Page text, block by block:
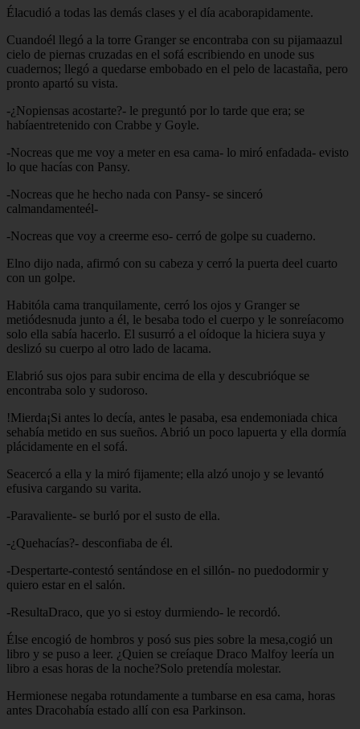
Élacudió a todas las demás clases y el día acaborapidamente.
Cuandoél llegó a la torre Granger se encontraba con su pijamaazul
cielo de piernas cruzadas en el sofá escribiendo en unode sus
cuadernos; llegó a quedarse embobado en el pelo de lacastaña, pero
pronto apartó su vista.
-¿Nopiensas acostarte?- le preguntó por lo tarde que era; se
habíaentretenido con Crabbe y Goyle.
-Nocreas que me voy a meter en esa cama- lo miró enfadada- evisto
lo que hacías con Pansy.
-Nocreas que he hecho nada con Pansy- se sinceró
calmandamenteél-
-Nocreas que voy a creerme eso- cerró de golpe su cuaderno.
Elno dijo nada, afirmó con su cabeza y cerró la puerta deel cuarto
con un golpe.
Habitóla cama tranquilamente, cerró los ojos y Granger se
metiódesnuda junto a él, le besaba todo el cuerpo y le sonreíacomo
solo ella sabía hacerlo. El susurró a el oídoque la hiciera suya y
deslizó su cuerpo al otro lado de lacama.
Elabrió sus ojos para subir encima de ella y descubrióque se
encontraba solo y sudoroso.
!Mierda¡Si antes lo decía, antes le pasaba, esa endemoniada chica
sehabía metido en sus sueños. Abrió un poco lapuerta y ella dormía
plácidamente en el sofá.
Seacercó a ella y la miró fijamente; ella alzó unojo y se levantó
efusiva cargando su varita.
-Paravaliente- se burló por el susto de ella.
-¿Quehacías?- desconfiaba de él.
-Despertarte-contestó sentándose en el sillón- no puedodormir y
quiero estar en el salón.
-ResultaDraco, que yo si estoy durmiendo- le recordó.
Élse encogió de hombros y posó sus pies sobre la mesa,cogió un
libro y se puso a leer. ¿Quien se creíaque Draco Malfoy leería un
libro a esas horas de la noche?Solo pretendía molestar.
Hermionese negaba rotundamente a tumbarse en esa cama, horas
antes Dracohabía estado allí con esa Parkinson.